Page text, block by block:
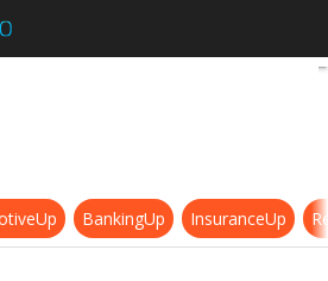
Business Angel in Italia, gli
BankingUp InsuranceUp